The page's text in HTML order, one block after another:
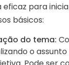
para
básicos:
do tema:
o